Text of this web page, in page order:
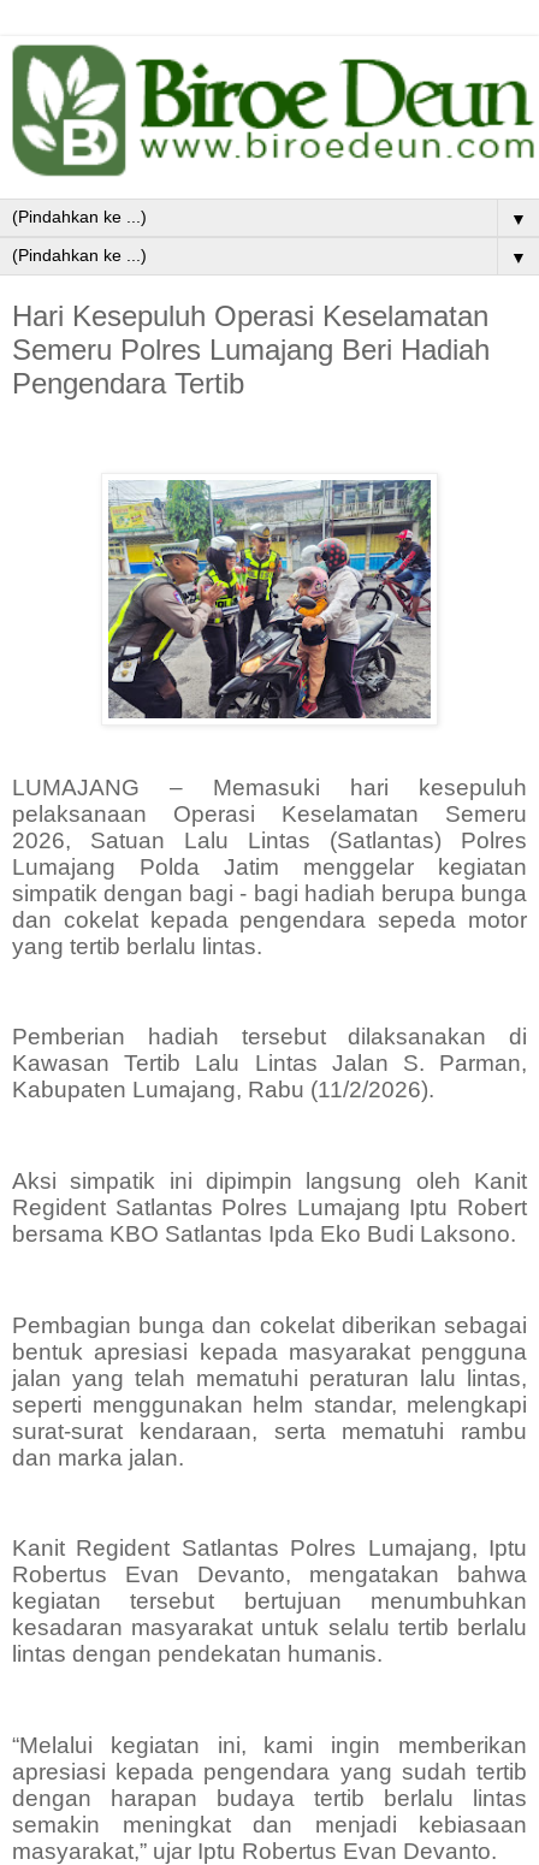
▼
▼
Hari Kesepuluh Operasi Keselamatan
Semeru Polres Lumajang Beri Hadiah
Pengendara Tertib
LUMAJANG – Memasuki hari kesepuluh
pelaksanaan Operasi Keselamatan Semeru
2026, Satuan Lalu Lintas (Satlantas) Polres
Lumajang Polda Jatim menggelar kegiatan
simpatik dengan bagi - bagi hadiah berupa bunga
dan cokelat kepada pengendara sepeda motor
yang tertib berlalu lintas.
Pemberian hadiah tersebut dilaksanakan di
Kawasan Tertib Lalu Lintas Jalan S. Parman,
Kabupaten Lumajang, Rabu (11/2/2026).
Aksi simpatik ini dipimpin langsung oleh Kanit
Regident Satlantas Polres Lumajang Iptu Robert
bersama KBO Satlantas Ipda Eko Budi Laksono.
Pembagian bunga dan cokelat diberikan sebagai
bentuk apresiasi kepada masyarakat pengguna
jalan yang telah mematuhi peraturan lalu lintas,
seperti menggunakan helm standar, melengkapi
surat-surat kendaraan, serta mematuhi rambu
dan marka jalan.
Kanit Regident Satlantas Polres Lumajang, Iptu
Robertus Evan Devanto, mengatakan bahwa
kegiatan tersebut bertujuan menumbuhkan
kesadaran masyarakat untuk selalu tertib berlalu
lintas dengan pendekatan humanis.
“Melalui kegiatan ini, kami ingin memberikan
apresiasi kepada pengendara yang sudah tertib
dengan harapan budaya tertib berlalu lintas
semakin meningkat dan menjadi kebiasaan
masyarakat,” ujar Iptu Robertus Evan Devanto.